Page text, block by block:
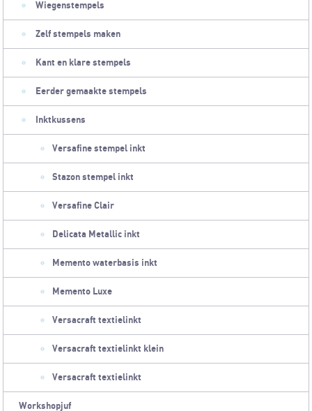
Wiegenstempels
Zelf stempels maken
Kant en klare stempels
Eerder gemaakte stempels
Inktkussens
Versafine stempel inkt
Stazon stempel inkt
Versafine Clair
Delicata Metallic inkt
Memento waterbasis inkt
Memento Luxe
Versacraft textielinkt
Versacraft textielinkt klein
Versacraft textielinkt
Workshopjuf